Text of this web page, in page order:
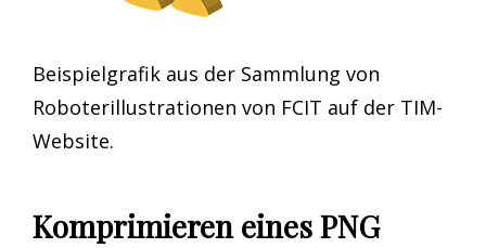
Beispielgrafik aus der Sammlung von
Roboterillustrationen von FCIT auf der TIM-
Website.
Komprimieren eines PNG